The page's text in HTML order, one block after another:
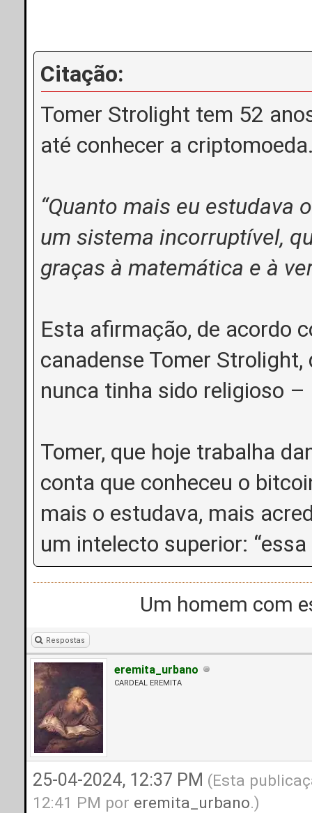
Citação:
Tomer Strolight tem 52
até conhecer a
“Quanto mais eu estudava
um sistema incorruptível,
graças à matemática e à
Esta afirmação, de acordo
canadense Tomer
nunca tinha sido religioso
Tomer, que hoje trabalha
conta que conheceu o
mais o estudava, mais
um intelecto superior:
Um homem com
Respostas
eremita_urbano
CARDEAL EREMITA
25-04-2024, 12:37 PM (Esta
12:41 PM por eremita_urbano.)